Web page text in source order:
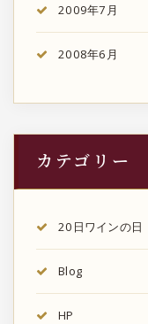
2009年7月
2008年6月
カテゴリー
20日ワインの日
Blog
HP